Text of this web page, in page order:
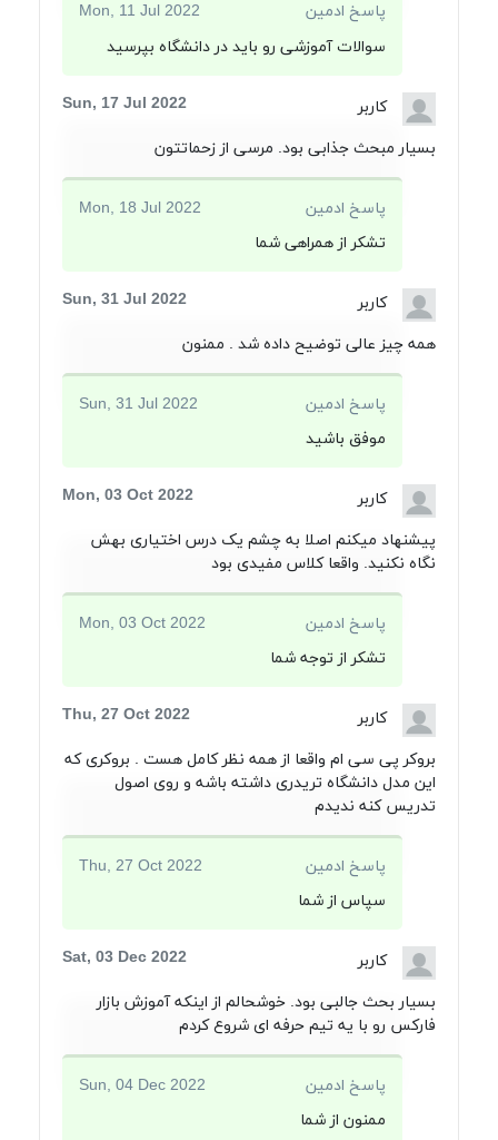
پاسخ ادمین
Mon, 11 Jul 2022
سوالات آموزشی رو باید در دانشگاه بپرسید
کاربر Sun, 17 Jul 2022
بسیار مبحث جذابی بود. مرسی از زحماتتون
پاسخ ادمین
Mon, 18 Jul 2022
تشکر از همراهی شما
کاربر Sun, 31 Jul 2022
همه چیز عالی توضیح داده شد . ممنون
پاسخ ادمین
Sun, 31 Jul 2022
موفق باشید
کاربر Mon, 03 Oct 2022
پیشنهاد میکنم اصلا به چشم یک درس اختیاری بهش
نگاه نکنید. واقعا کلاس مفیدی بود
پاسخ ادمین
Mon, 03 Oct 2022
تشکر از توجه شما
کاربر Thu, 27 Oct 2022
بروکر پی سی ام واقعا از همه نظر کامل هست . بروکری که
این مدل دانشگاه تریدری داشته باشه و روی اصول
تدریس کنه ندیدم
پاسخ ادمین
Thu, 27 Oct 2022
سپاس از شما
کاربر Sat, 03 Dec 2022
بسیار بحث جالبی بود. خوشحالم از اینکه آموزش بازار
فارکس رو با یه تیم حرفه ای شروع کردم
پاسخ ادمین
Sun, 04 Dec 2022
ممنون از شما